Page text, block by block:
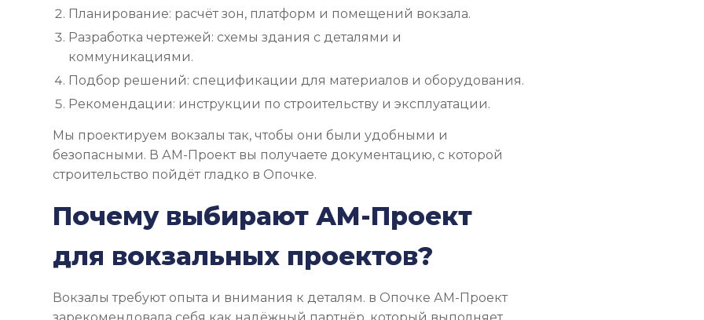
Планирование: расчёт зон, платформ и помещений вокзала.
Разработка чертежей: схемы здания с деталями и
коммуникациями.
Подбор решений: спецификации для материалов и оборудования.
Рекомендации: инструкции по строительству и эксплуатации.
Мы проектируем вокзалы так, чтобы они были удобными и
безопасными. В АМ-Проект вы получаете документацию, с которой
строительство пойдёт гладко в Опочке.
Почему выбирают АМ-Проект
для вокзальных проектов?
Вокзалы требуют опыта и внимания к деталям. в Опочке АМ-Проект